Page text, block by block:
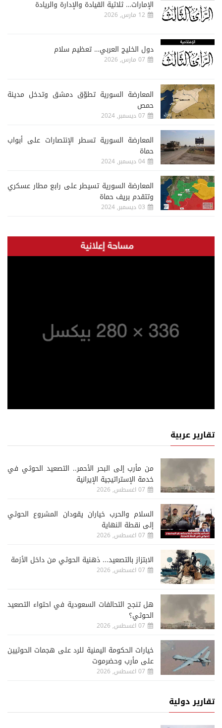
الإمارات… ثلاثية القيادة والإدارة والريادة
12 مارس, 2026
دول الخليج العربي… تعظيم سلام
07 مارس, 2026
المعارضة السورية تطوّق دمشق وتدخل مدينة
حمص
07 ديسمبر, 2024
المعارضة السورية تسطر الإنتصارات على أبواب
حماة
04 ديسمبر, 2024
المعارضة السورية تسيطر على رابع مطار عسكري
وتتقدم بريف حماة
03 ديسمبر, 2024
تقارير عربية
من مأرب إلى البحر الأحمر.. التصعيد الحوثي في
خدمة الإستراتيجية الإيرانية
07 اغسطس, 2026
السلام والحرب خياران يقودان المشروع الحوثي
إلى نقطة النهاية
07 اغسطس, 2026
الابتزاز بالتصعيد... ذهنية الحوثي من داخل الأزمة
07 اغسطس, 2026
هل تنجح التحالفات السعودية في احتواء التصعيد
الحوثي؟
07 اغسطس, 2026
خيارات الحكومة اليمنية للرد على هجمات الحوثيين
على مأرب وحضرموت
07 اغسطس, 2026
تقارير دولية